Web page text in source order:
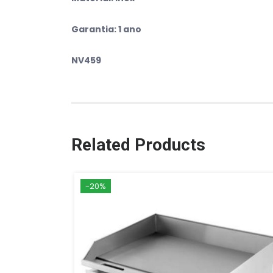
Garantia: 1 ano
NV459
Related Products
-20%